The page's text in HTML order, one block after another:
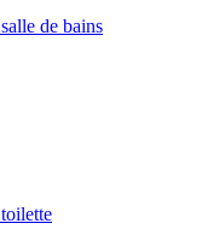
de bains